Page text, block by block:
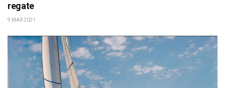
regate
9 MAR 2021